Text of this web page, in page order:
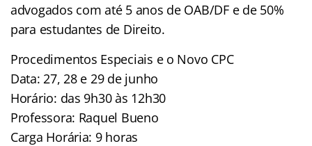
advogados com até 5 anos de OAB/DF e de 50%
para estudantes de Direito.
Procedimentos Especiais e o Novo CPC
Data: 27, 28 e 29 de junho
Horário: das 9h30 às 12h30
Professora: Raquel Bueno
Carga Horária: 9 horas